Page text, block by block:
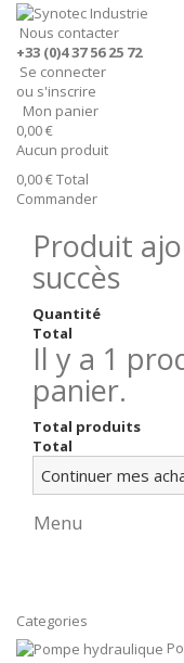
Nous contacter
+33 (0)4 37 56 25 72
Se connecter
ou s'inscrire
Mon panier
0,00 €
Aucun produit
0,00 €Total
Commander
Produit
succès
Quantité
Total
Il y a 1
panier.
Total produits
Total
Continuer mes
Menu
Categories